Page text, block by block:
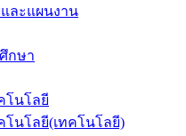
ละแผนงาน
กษา
โนโลยี
นโลยี(เทคโนโลยี)